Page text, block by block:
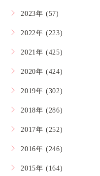
2023年 (57)
2022年 (223)
2021年 (425)
2020年 (424)
2019年 (302)
2018年 (286)
2017年 (252)
2016年 (246)
2015年 (164)